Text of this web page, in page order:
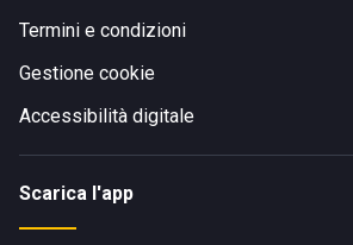
Termini e condizioni
Gestione cookie
Accessibilità digitale
Scarica l'app